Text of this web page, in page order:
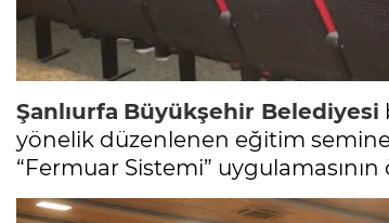
Şanlıurfa Büyükşehir Belediyesi
yönelik düzenlenen eğitim
“Fermuar Sistemi” uygulamasının